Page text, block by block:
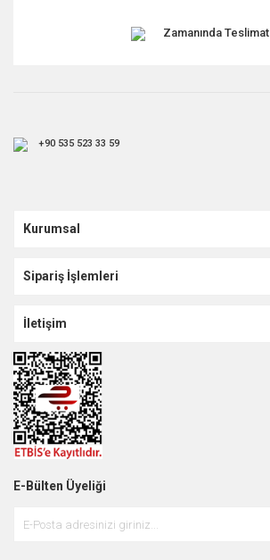
Zamanında Teslimat
+90 535 523 33 59
Kurumsal
Sipariş İşlemleri
İletişim
E-Bülten Üyeliği